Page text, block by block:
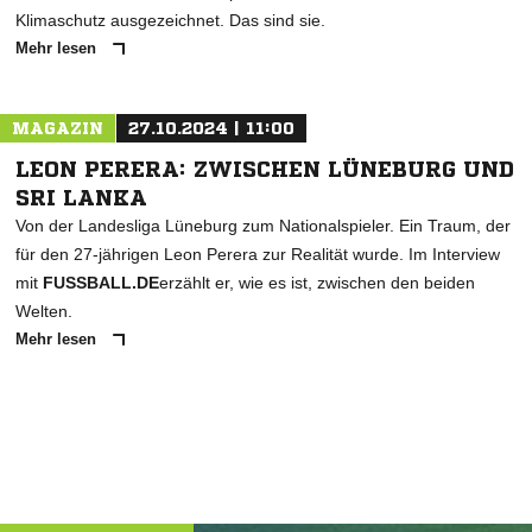
Klimaschutz ausgezeichnet. Das sind sie.
Mehr lesen
MAGAZIN 27.10.2024 | 11:00
LEON PERERA: ZWISCHEN LÜNEBURG UND
SRI LANKA
Von der Landesliga Lüneburg zum Nationalspieler. Ein Traum, der
für den 27-jährigen Leon Perera zur Realität wurde. Im Interview
mit FUSSBALL.DEerzählt er, wie es ist, zwischen den beiden
Welten.
Mehr lesen